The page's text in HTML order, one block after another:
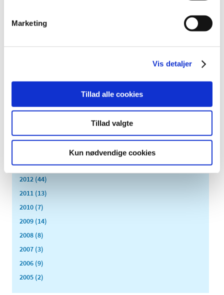
Marketing
Vis detaljer
Tillad alle cookies
Tillad valgte
Kun nødvendige cookies
september (9)
juli (15)
april (25)
februar (14)
2015 (33)
2013 (49)
2012 (44)
2011 (13)
2010 (7)
2009 (14)
2008 (8)
2007 (3)
2006 (9)
2005 (2)